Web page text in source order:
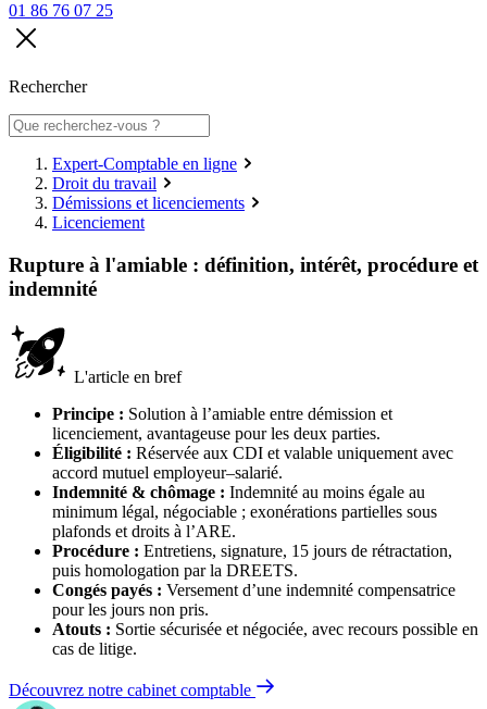
01 86 76 07 25
Rechercher
Expert-Comptable en ligne
Droit du travail
Démissions et licenciements
Licenciement
Rupture à l'amiable : définition, intérêt, procédure et
indemnité
L'article en bref
Principe : Solution à l’amiable entre démission et
licenciement, avantageuse pour les deux parties.
Éligibilité : Réservée aux CDI et valable uniquement avec
accord mutuel employeur–salarié.
Indemnité & chômage : Indemnité au moins égale au
minimum légal, négociable ; exonérations partielles sous
plafonds et droits à l’ARE.
Procédure : Entretiens, signature, 15 jours de rétractation,
puis homologation par la DREETS.
Congés payés : Versement d’une indemnité compensatrice
pour les jours non pris.
Atouts : Sortie sécurisée et négociée, avec recours possible en
cas de litige.
Découvrez notre cabinet comptable